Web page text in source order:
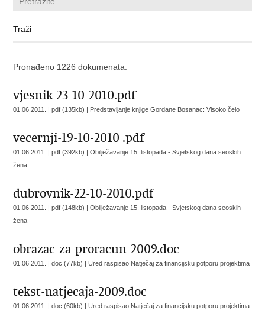
Pronađeno 1226 dokumenata.
vjesnik-23-10-2010.pdf
01.06.2011. | pdf (135kb) | Predstavljanje knjige Gordane Bosanac: Visoko čelo
vecernji-19-10-2010 .pdf
01.06.2011. | pdf (392kb) |Obilježavanje 15. listopada - Svjetskog dana seoskih
žena
dubrovnik-22-10-2010.pdf
01.06.2011. | pdf (148kb) |Obilježavanje 15. listopada - Svjetskog dana seoskih
žena
obrazac-za-proracun-2009.doc
01.06.2011. | doc (77kb) |Ured raspisao Natječaj za financijsku potporu projektima
tekst-natjecaja-2009.doc
01.06.2011. | doc (60kb) |Ured raspisao Natječaj za financijsku potporu projektima